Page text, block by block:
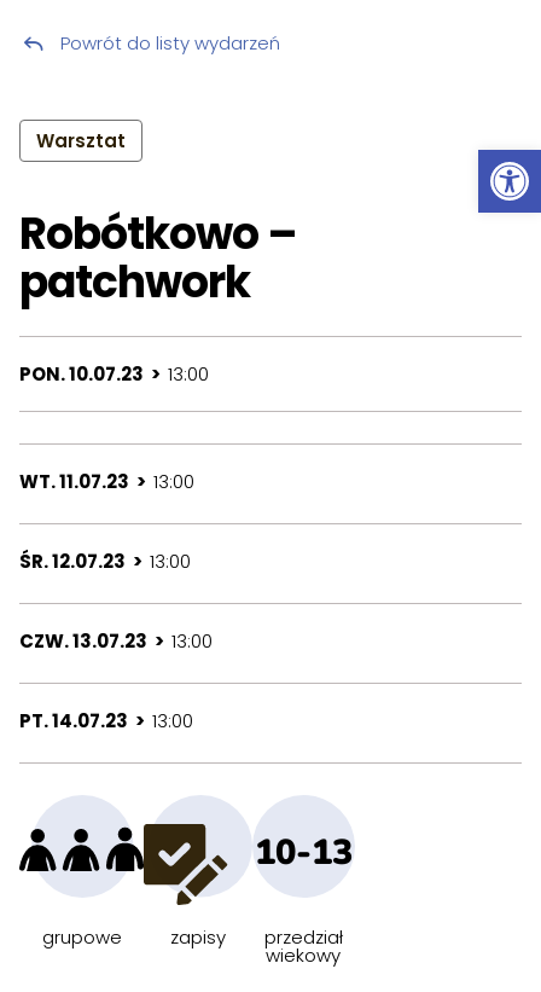
Warsztat
Robótkowo –
patchwork
PON. 10.07.23 > 13:00
WT. 11.07.23 > 13:00
ŚR. 12.07.23 > 13:00
CZW. 13.07.23 > 13:00
PT. 14.07.23 > 13:00
grupowe zapisy
10-13
przedział
wiekowy
Powrót do listy wydarzeń